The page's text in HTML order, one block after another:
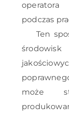
podczas
Ten
może